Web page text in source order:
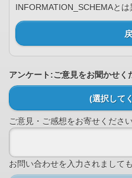
INFORMATION_SCHEMAとは
アンケート:ご意見をお聞かせく
(選択して
ご意見・ご感想をお寄せくださ
お問い合わせを入力されまして